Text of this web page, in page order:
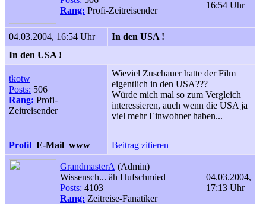
Rang: Profi-Zeitreisender
16:54 Uhr
04.03.2004, 16:54 Uhr
In den USA !
In den USA !
tkotw
Posts: 506
Rang: Profi-
Zeitreisender
Wieviel Zuschauer hatte der Film
eigentlich in den USA???
Würde mich mal so zum Vergleich
interessieren, auch wenn die USA ja
viel mehr Einwohner haben...
Profil E-Mail www Beitrag zitieren
GrandmasterA (Admin)
Wissensch... äh Hufschmied
Posts: 4103
Rang: Zeitreise-Fanatiker
04.03.2004,
17:13 Uhr